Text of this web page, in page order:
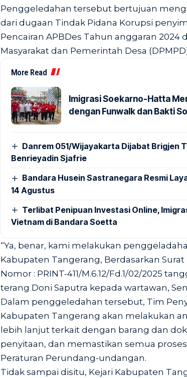
Penggeledahan tersebut bertujuan
dari dugaan Tindak Pidana Korupsi
Pencairan APBDes Tahun anggaran 2024
Masyarakat dan Pemerintah Desa
More Read
Imigrasi Soekarno-Hatta
dengan Funwalk dan Bakti
Danrem 051/Wijayakarta Dijabat Brigjen
Benrieyadin Sjafrie
Bandara Husein Sastranegara Resmi
14 Agustus
Terlibat Penipuan Investasi Online,
Vietnam di Bandara Soetta
“Ya, benar, kami melakukan
Kabupaten Tangerang, Berdasarkan
Nomor : PRINT-411/M.6.12/Fd.1/02/2025
terang Doni Saputra kepada wartawan,
Dalam penggeledahan tersebut, Tim
Kabupaten Tangerang akan melakukan
lebih lanjut terkait dengan barang dan
penyitaan, dan memastikan semua
Peraturan Perundang-undangan.
Tidak sampai disitu, Kejari Kabupaten